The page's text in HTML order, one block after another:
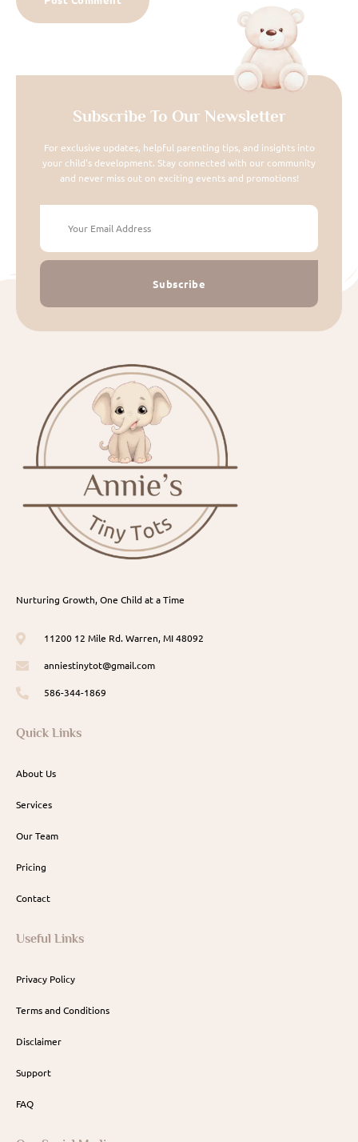
Subscribe To Our Newsletter
For exclusive updates, helpful parenting tips, and insights into
your child's development. Stay connected with our community
and never miss out on exciting events and promotions!
Subscribe
Nurturing Growth, One Child at a Time
11200 12 Mile Rd. Warren, MI 48092
anniestinytot@gmail.com
586-344-1869
Quick Links
About Us
Services
Our Team
Pricing
Contact
Useful Links
Privacy Policy
Terms and Conditions
Disclaimer
Support
FAQ